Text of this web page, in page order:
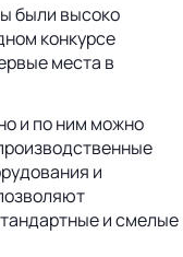
были высоко
конкурсе
места в
и по ним можно
и
и смелые